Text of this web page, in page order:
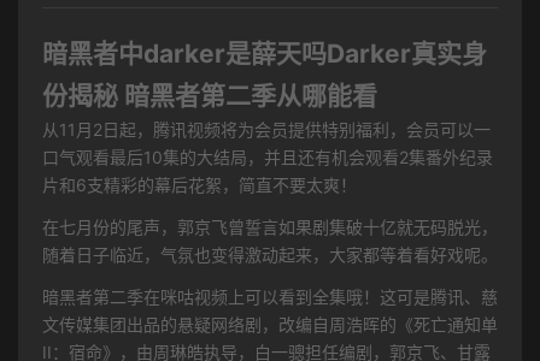
暗黑者中darker是薛天吗Darker真实身
份揭秘 暗黑者第二季从哪能看
从11月2日起，腾讯视频将为会员提供特别福利，会员可以一
口气观看最后10集的大结局，并且还有机会观看2集番外纪录
片和6支精彩的幕后花絮，简直不要太爽！
在七月份的尾声，郭京飞曾誓言如果剧集破十亿就无码脱光，
随着日子临近，气氛也变得激动起来，大家都等着看好戏呢。
暗黑者第二季在咪咕视频上可以看到全集哦！这可是腾讯、慈
文传媒集团出品的悬疑网络剧，改编自周浩晖的《死亡通知单
II：宿命》，由周琳皓执导，白一骢担任编剧，郭京飞、甘露